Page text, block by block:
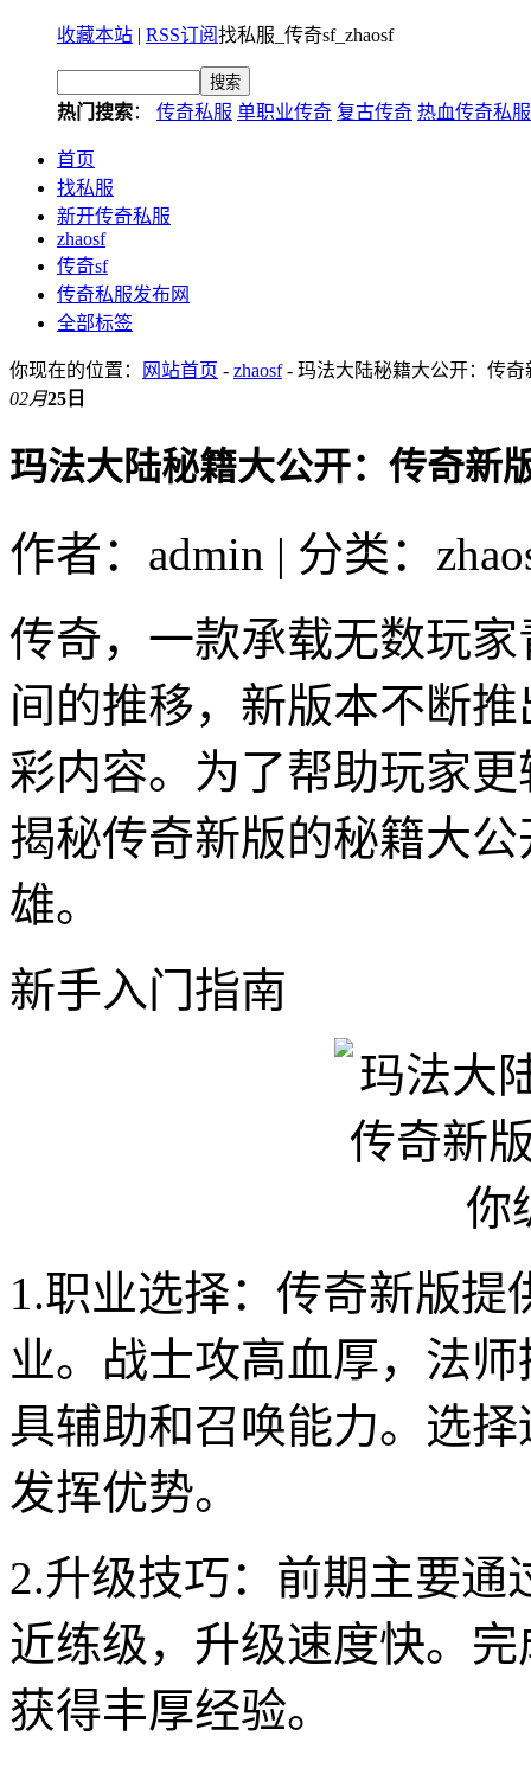
收藏本站 | RSS订阅找私服_传奇sf_zhaosf
热门搜索： 传奇私服 单职业传奇 复古传奇 热血传奇私服
首页
找私服
新开传奇私服
zhaosf
传奇sf
传奇私服发布网
全部标签
你现在的位置： 网站首页 - zhaosf- 玛法大陆秘籍大公开：传
02月25日
玛法大陆秘籍大公开：传奇新
作者：admin | 分类：
传奇，一款承载无数玩
间的推移，新版本不断
彩内容。为了帮助玩家
揭秘传奇新版的秘籍大
雄。
新手入门指南
1.职业选择：传奇新版
业。战士攻高血厚，法
具辅助和召唤能力。选
发挥优势。
2.升级技巧：前期主要
近练级，升级速度快。
获得丰厚经验。